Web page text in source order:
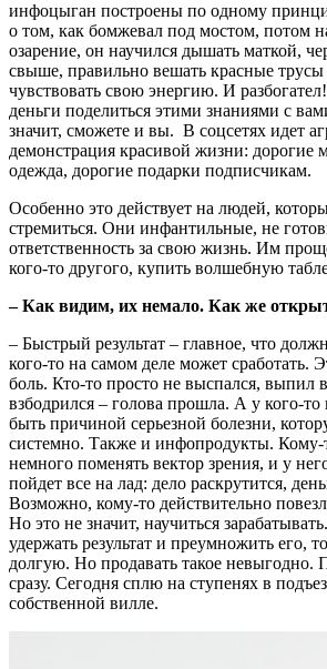
инфоцыган построены по одному
о том, как бомжевал под мостом, потом
озарение, он научился дышать маткой,
свыше, правильно вешать красные трусы
чувствовать свою энергию. И
деньги поделиться этими знаниями с
значит, сможете и вы. В соцсетях идет
демонстрация красивой жизни: дорогие
одежда, дорогие подарки подписчикам.
Особенно это действует на людей,
стремиться. Они инфантильные, не
ответственность за свою жизнь. Им
кого-то другого, купить волшебную
– Как видим, их немало. Как же
– Быстрый результат – главное, что
кого-то на самом деле может сработать.
боль. Кто-то просто не выспался, выпил
взбодрился – голова прошла. А у кого-
быть причиной серьезной болезни,
системно. Также и инфопродукты. Кому-
немного поменять вектор зрения, и у
пойдет все на лад: дело раскрутится,
Возможно, кому-то действительно
Но это не значит, научиться
удержать результат и преумножить его,
долгую. Но продавать такое невыгодно.
сразу. Сегодня сплю на ступенях в
собственной вилле.